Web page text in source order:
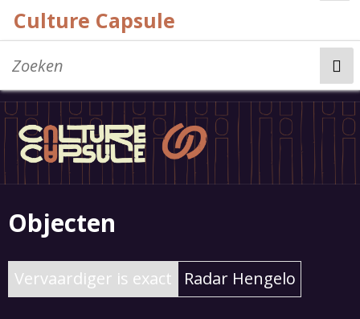
Culture Capsule
Bijdragen
Objecten
Vervaardiger is exact Radar Hengelo